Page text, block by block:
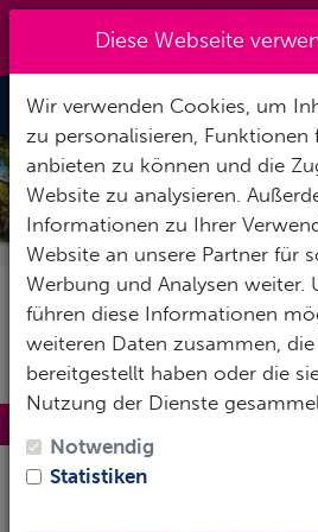
KOH
Die recht große, landschaftlich
Diese Webseite
Wir verwenden Cookies, um
zu personalisieren, Funktionen
anbieten zu können und die
Website zu analysieren.
Informationen zu Ihrer
Website an unsere Partner für
Werbung und Analysen weiter.
führen diese Informationen
weiteren Daten zusammen, die
bereitgestellt haben oder die
Nutzung der Dienste
Notwendig
Statistiken